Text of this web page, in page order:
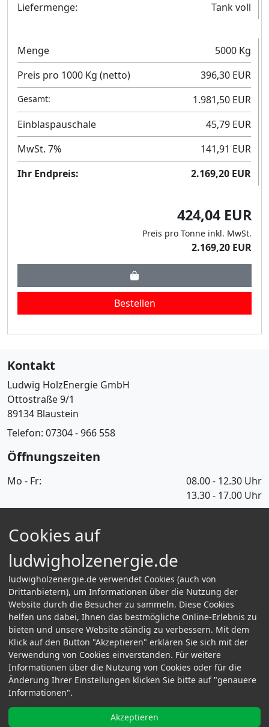
Liefermenge:
Tank voll
Menge
5000 Kg
Preis pro 1000 Kg (netto)
396,30 EUR
Gesamt:
1.981,50 EUR
Einblaspauschale
45,79 EUR
MwSt. 7%
141,91 EUR
Ihr Endpreis:
2.169,20 EUR
424,04 EUR
Preis pro Tonne inkl. MwSt.
2.169,20 EUR
Bestellen
Kontakt
Ludwig HolzEnergie GmbH
Ottostraße 9/1
89134 Blaustein
Telefon: 07304 - 966 558
Öffnungszeiten
Mo - Fr:
08.00 - 12.30 Uhr
13.30 - 17.00 Uhr
Über Uns
FAQ
Kontakt
Bestellvorgang & Zahlungsarten
Versand-/Lieferinformationen
Rechtliches
Impressum
Datenschutz
AGB
Vertrag widerrufen
Cookies auf
ludwigholzenergie.de
ludwigholzenergie.de verwendet Cookies (auch von
Drittanbietern), um Informationen über die Nutzung der
Website durch die Besucher zu sammeln. Diese Cookies
helfen uns dabei, Ihnen das bestmögliche Online-Erlebnis zu
bieten und unsere Website ständig zu verbessern. Mit dem
Klick auf den Button "Akzeptieren" erklären Sie sich mit der
Verwendung von Cookies einverstanden. Für weitere
Informationen über die Nutzung von Cookies oder für die
Änderung Ihrer Einstellungen klicken Sie bitte auf "genauere
Informationen".
Akzeptieren